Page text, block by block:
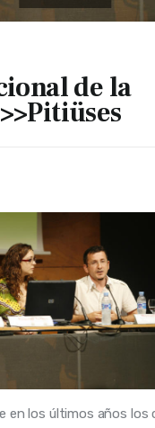
de la
en los últimos años los